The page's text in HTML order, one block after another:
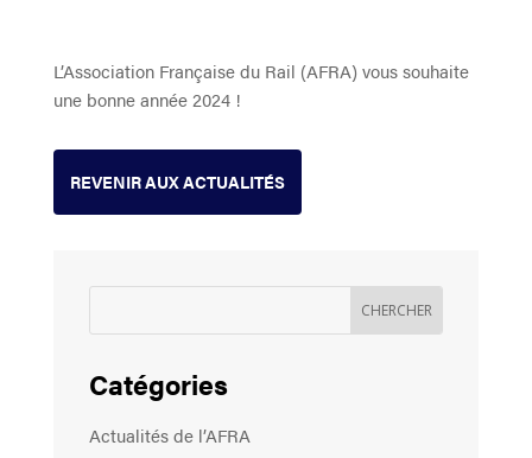
L’Association Française du Rail (AFRA) vous souhaite
une bonne année 2024 !
REVENIR AUX ACTUALITÉS
Catégories
Actualités de l’AFRA